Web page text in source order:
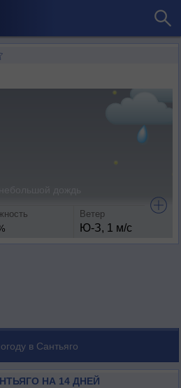
Ветер
Ю-З, 1 м/с
в Сантьяго
НА 14 ДНЕЙ